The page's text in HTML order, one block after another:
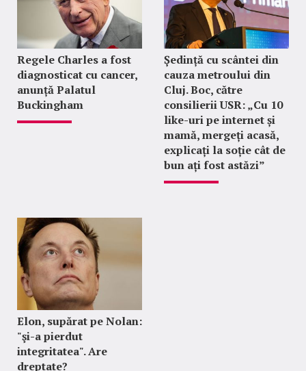
Regele Charles a fost
diagnosticat cu cancer,
anunță Palatul
Buckingham
Ședință cu scântei din
cauza metroului din
Cluj. Boc, către
consilierii USR: „Cu 10
like-uri pe internet și
mamă, mergeți acasă,
explicați la soție cât de
bun ați fost astăzi”
Elon, supărat pe Nolan:
"şi-a pierdut
integritatea". Are
dreptate?